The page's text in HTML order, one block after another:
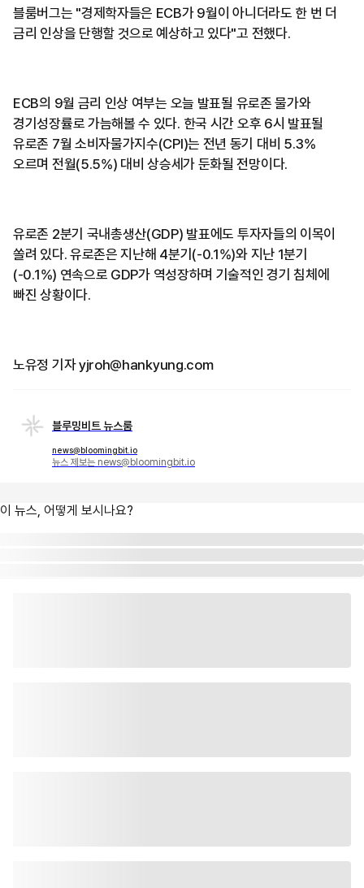
블룸버그는 "경제학자들은 ECB가 9월이 아니더라도 한 번 더
금리 인상을 단행할 것으로 예상하고 있다"고 전했다.
ECB의 9월 금리 인상 여부는 오늘 발표될 유로존 물가와
경기성장률로 가늠해볼 수 있다. 한국 시간 오후 6시 발표될
유로존 7월 소비자물가지수(CPI)는 전년 동기 대비 5.3%
오르며 전월(5.5%) 대비 상승세가 둔화될 전망이다.
유로존 2분기 국내총생산(GDP) 발표에도 투자자들의 이목이
쏠려 있다. 유로존은 지난해 4분기(-0.1%)와 지난 1분기
(-0.1%) 연속으로 GDP가 역성장하며 기술적인 경기 침체에
빠진 상황이다.
노유정 기자 yjroh@hankyung.com
블루밍비트 뉴스룸
news@bloomingbit.io
뉴스 제보는 news@bloomingbit.io
이 뉴스, 어떻게 보시나요?